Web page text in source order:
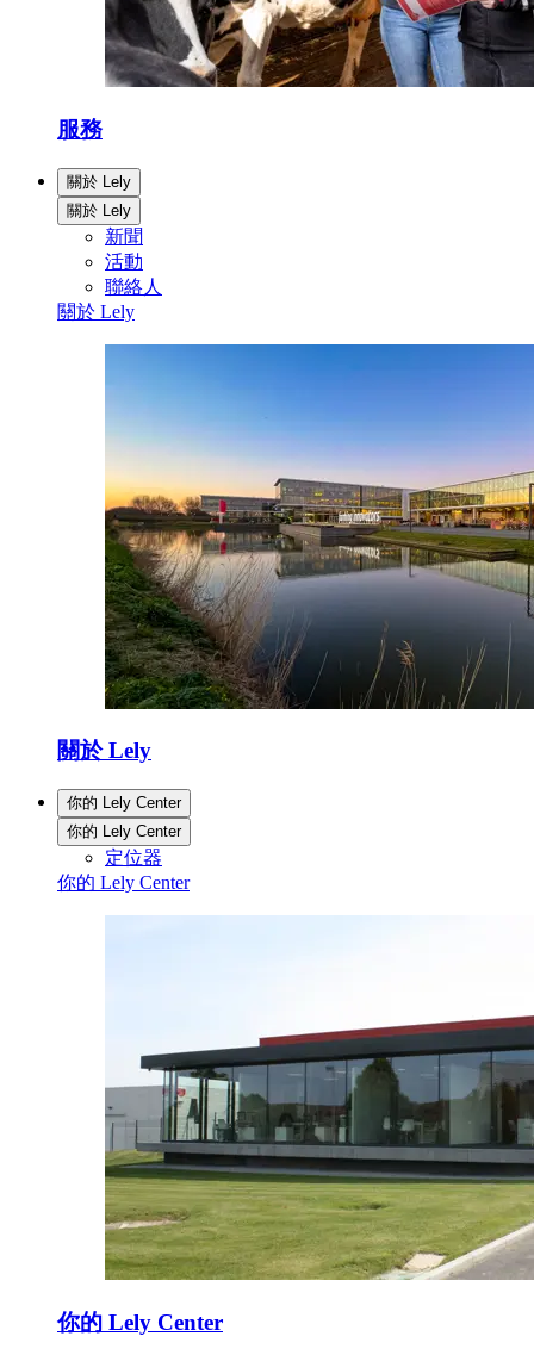
服務
關於 Lely
關於 Lely
新聞
活動
聯絡人
關於 Lely
關於 Lely
你的 Lely Center
你的 Lely Center
定位器
你的 Lely Center
你的 Lely Center